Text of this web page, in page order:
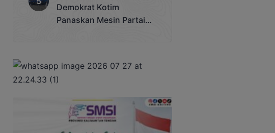
Demokrat Kotim
Panaskan Mesin Partai